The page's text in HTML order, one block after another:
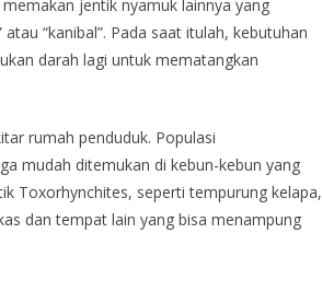
jentik nyamuk lainnya yang
“kanibal”. Pada saat itulah, kebutuhan
darah lagi untuk mematangkan
rumah penduduk. Populasi
mudah ditemukan di kebun-kebun yang
Toxorhynchites, seperti tempurung kelapa,
dan tempat lain yang bisa menampung